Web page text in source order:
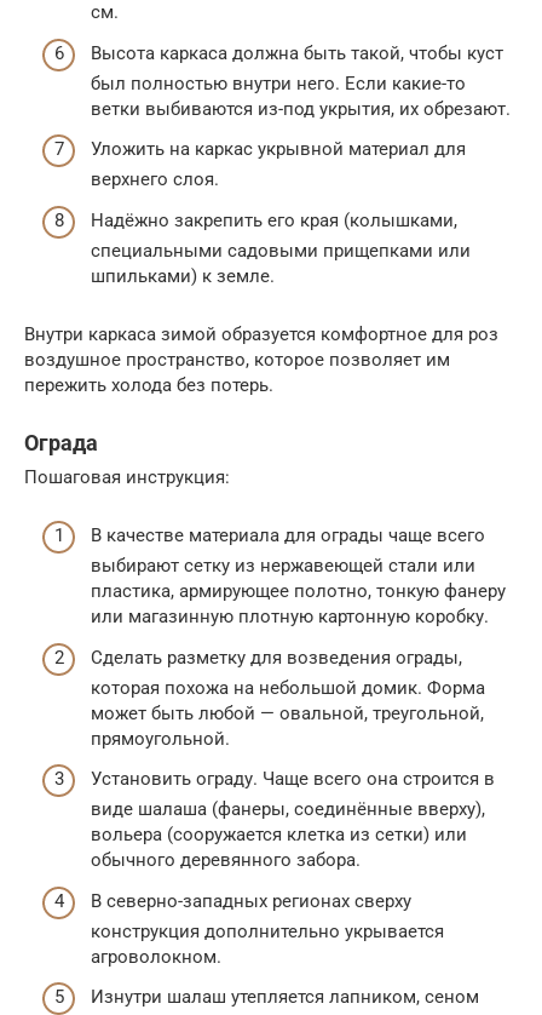
см.
Высота каркаса должна быть такой, чтобы куст
был полностью внутри него. Если какие-то
ветки выбиваются из-под укрытия, их обрезают.
Уложить на каркас укрывной материал для
верхнего слоя.
Надёжно закрепить его края (колышками,
специальными садовыми прищепками или
шпильками) к земле.
Внутри каркаса зимой образуется комфортное для роз
воздушное пространство, которое позволяет им
пережить холода без потерь.
Ограда
Пошаговая инструкция:
В качестве материала для ограды чаще всего
выбирают сетку из нержавеющей стали или
пластика, армирующее полотно, тонкую фанеру
или магазинную плотную картонную коробку.
Сделать разметку для возведения ограды,
которая похожа на небольшой домик. Форма
может быть любой — овальной, треугольной,
прямоугольной.
Установить ограду. Чаще всего она строится в
виде шалаша (фанеры, соединённые вверху),
вольера (сооружается клетка из сетки) или
обычного деревянного забора.
В северно-западных регионах сверху
конструкция дополнительно укрывается
агроволокном.
Изнутри шалаш утепляется лапником, сеном